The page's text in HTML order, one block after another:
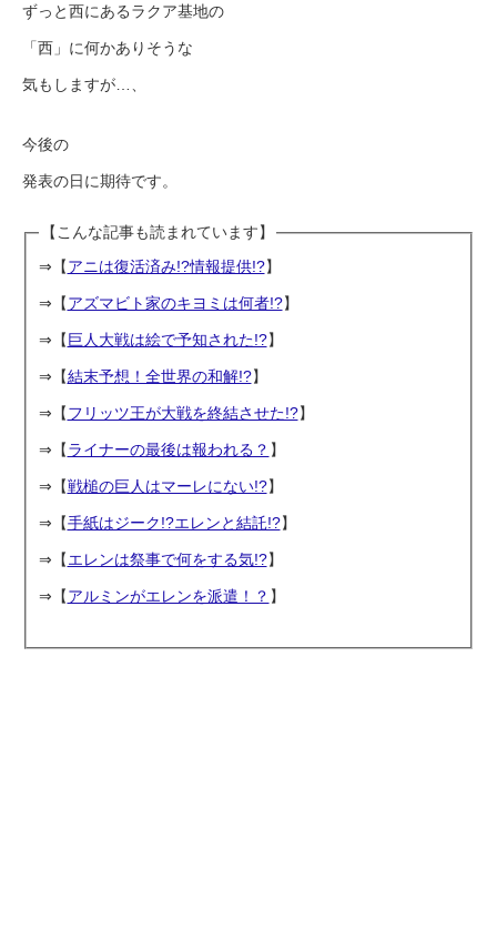
ずっと西にあるラクア基地の
「西」に何かありそうな
気もしますが…、
今後の
発表の日に期待です。
【こんな記事も読まれています】
⇒【アニは復活済み!?情報提供!?】
⇒【アズマビト家のキヨミは何者!?】
⇒【巨人大戦は絵で予知された!?】
⇒【結末予想！全世界の和解!?】
⇒【フリッツ王が大戦を終結させた!?】
⇒【ライナーの最後は報われる？ 】
⇒【戦槌の巨人はマーレにない!?】
⇒【手紙はジーク!?エレンと結託!?】
⇒【エレンは祭事で何をする気!?】
⇒【アルミンがエレンを派遣！？ 】